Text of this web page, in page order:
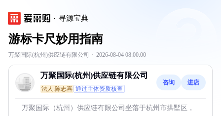
寻源宝典
游标卡尺妙用指南
万聚国际(杭州)供应链有限公司 · 2026-08-04 08:00:00
万聚国际(杭州)供应链有限公司
法人:陈志喜 通过主体资质核查
咨询 进店
万聚国际（杭州）供应链有限公司坐落于杭州市拱墅区，